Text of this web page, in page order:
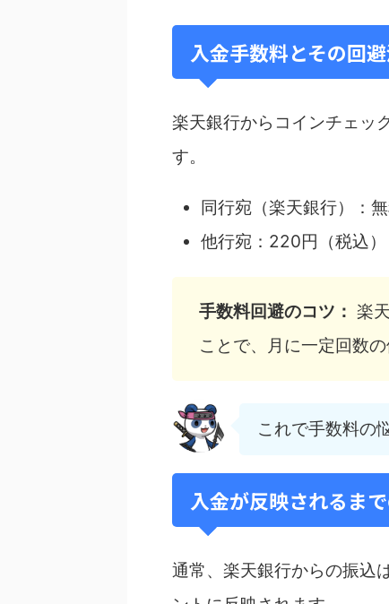
入金手数料とその回
楽天銀行からコインチェッ
す。
同行宛（楽天銀行）：
他行宛：220円（税込）
手数料回避のコツ： 楽
ことで、月に一定回数
これで手数料の
入金が反映されるま
通常、楽天銀行からの振込